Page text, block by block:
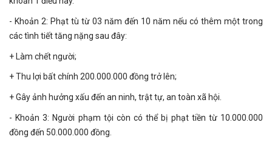
- Khoản 2: Phạt tù từ 03 năm đến 10 năm nếu có thêm một trong
các tình tiết tăng nặng sau đây:
+ Làm chết người;
+ Thu lợi bất chính 200.000.000 đồng trở lên;
+ Gây ảnh hưởng xấu đến an ninh, trật tự, an toàn xã hội.
- Khoản 3: Người phạm tội còn có thể bị phạt tiền từ 10.000.000
đồng đến 50.000.000 đồng.